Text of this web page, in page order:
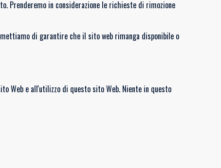
Prenderemo in considerazione le richieste di rimozione
di garantire che il sito web rimanga disponibile o
Web e all'utilizzo di questo sito Web. Niente in questo